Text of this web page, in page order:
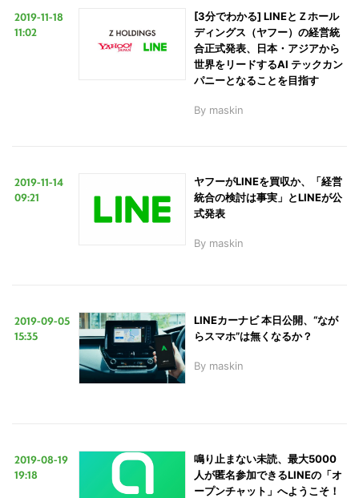
2019-11-18
11:02
[3分でわかる] LINEとＺホール
ディングス（ヤフー）の経営統
合正式発表、日本・アジアから
世界をリードするAI テックカン
パニーとなることを目指す
By maskin
2019-11-14
09:21
ヤフーがLINEを買収か、「経営
統合の検討は事実」とLINEが公
式発表
By maskin
2019-09-05
15:35
LINEカーナビ 本日公開、“なが
らスマホ”は無くなるか？
By maskin
2019-08-19
19:18
鳴り止まない未読、最大5000
人が匿名参加できるLINEの「オ
ープンチャット」へようこそ！